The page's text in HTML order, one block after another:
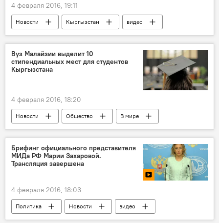
4 февраля 2016, 19:11
Новости Кыргызстан
видео
Олег Панкратов
ТЭЦ
авария
отопление
Вуз Малайзии выделит 10
стипендиальных мест для студентов
Кыргызстана
4 февраля 2016, 18:20
Новости Общество
В мире
Посольство Кыргызстана в Малайзии
вузы
Кыргызстан
Брифинг официального представителя
МИДа РФ Марии Захаровой.
Трансляция завершена
4 февраля 2016, 18:03
Политика Новости
видео
В мире
Мария Захарова брифинг